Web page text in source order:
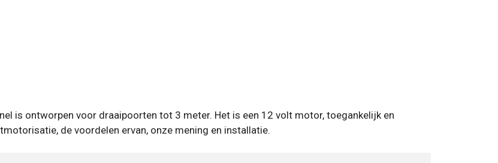
is ontworpen voor draaipoorten tot 3 meter. Het is een 12 volt motor, toegankelijk en
de voordelen ervan, onze mening en installatie.